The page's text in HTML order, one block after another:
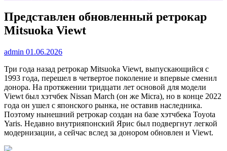
Представлен обновленный ретрокар
Mitsuoka Viewt
admin 01.06.2026
Три года назад ретрокар Mitsuoka Viewt, выпускающийся с
1993 года, перешел в четвертое поколение и впервые сменил
донора. На протяжении тридцати лет основой для модели
Viewt был хэтчбек Nissan March (он же Micra), но в конце 2022
года он ушел с японского рынка, не оставив наследника.
Поэтому нынешний ретрокар создан на базе хэтчбека Toyota
Yaris. Недавно внутрияпонский Ярис был подвергнут легкой
модернизации, а сейчас вслед за донором обновлен и Viewt.